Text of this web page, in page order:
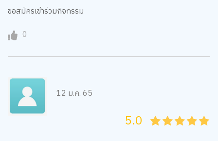
ขอสมัครเข้าร่วมกิจกรรม
0
12 ม.ค. 65
45
4
35
3
25
2
15
1
05
5.0